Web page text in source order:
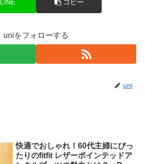
LINE コピー
uniをフォローする
uni
快適でおしゃれ！60代主婦にぴっ
たりのfitfit レザーポインテッドア